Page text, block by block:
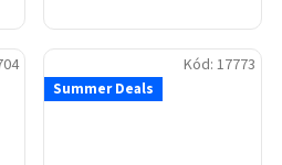
Summer Deals
Kód: 17773